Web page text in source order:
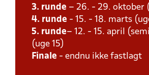
3. runde – 26. - 29. oktober
4. runde - 15. - 18. marts
5. runde– 12. - 15. april
(uge 15)
Finale - endnu ikke fastlagt